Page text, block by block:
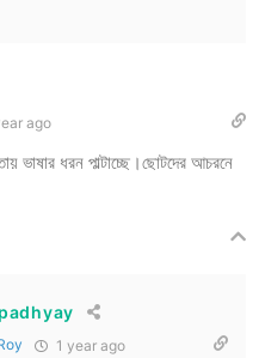
ago
ভাষার ধরন পাল্টাচ্ছে।ছোটদের আচরনে
1 year ago